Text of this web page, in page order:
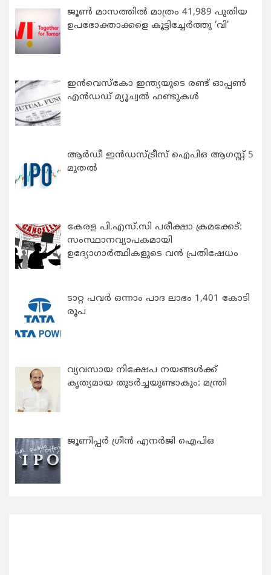
ജൂൺ മാസത്തിൽ മാത്രം 41,989 പുതിയ
ഉപഭോക്താക്കളെ കൂട്ടിച്ചേർത്തു ‘വി’
ഇന്‍വെസ്കോ ഇന്ത്യയുടെ രണ്ട് ഓപ്പണ്‍
എന്‍ഡഡ് മ്യൂച്വല്‍ ഫണ്ടുകള്‍
ആർഡീ ഇൻഡസ്ട്രീസ് ഐപിഒ ആഗസ്റ്റ് 5
മുതൽ
കേരള പി.എസ്.സി പരീക്ഷാ ക്രമക്കേട്:
സംസ്ഥാനവ്യാപകമായി
ഉദ്യോഗാര്‍ത്ഥികളുടെ വന്‍ പ്രതിഷേധം
ടാറ്റ പവർ ഒന്നാം പാദ ലാഭം 1,401 കോടി
രൂപ
വ്യവസായ നിക്ഷേപ നയങ്ങള്‍ക്ക്
കൃത്യമായ തുടര്‍ച്ചയുണ്ടാകും: മന്ത്രി
ജൂണിപ്പർ ഗ്രീൻ എനർജി ഐപിഒ